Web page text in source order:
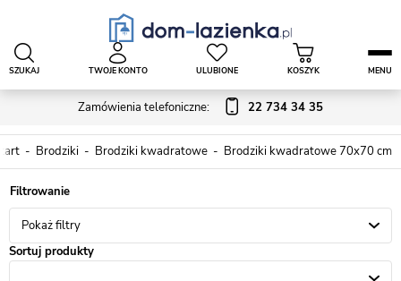
Zamówienia telefoniczne: 22 734 34 35
SZUKAJ TWOJE KONTO ULUBIONE KOSZYK MENU
Brodziki Brodziki kwadratowe Brodziki kwadratowe 70x70 cm
Pokaż filtry
Sortuj produkty